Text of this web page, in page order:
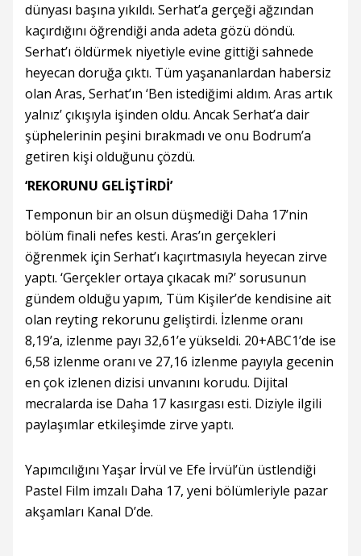
dünyası başına yıkıldı. Serhat’a gerçeği ağzından
kaçırdığını öğrendiği anda adeta gözü döndü.
Serhat’ı öldürmek niyetiyle evine gittiği sahnede
heyecan doruğa çıktı. Tüm yaşananlardan habersiz
olan Aras, Serhat’ın ‘Ben istediğimi aldım. Aras artık
yalnız’ çıkışıyla işinden oldu. Ancak Serhat’a dair
şüphelerinin peşini bırakmadı ve onu Bodrum’a
getiren kişi olduğunu çözdü.
‘REKORUNU GELİŞTİRDİ’
Temponun bir an olsun düşmediği Daha 17’nin
bölüm finali nefes kesti. Aras’ın gerçekleri
öğrenmek için Serhat’ı kaçırtmasıyla heyecan zirve
yaptı. ‘Gerçekler ortaya çıkacak mı?’ sorusunun
gündem olduğu yapım, Tüm Kişiler’de kendisine ait
olan reyting rekorunu geliştirdi. İzlenme oranı
8,19’a, izlenme payı 32,61’e yükseldi. 20+ABC1’de ise
6,58 izlenme oranı ve 27,16 izlenme payıyla gecenin
en çok izlenen dizisi unvanını korudu. Dijital
mecralarda ise Daha 17 kasırgası esti. Diziyle ilgili
paylaşımlar etkileşimde zirve yaptı.
Yapımcılığını Yaşar İrvül ve Efe İrvül’ün üstlendiği
Pastel Film imzalı Daha 17, yeni bölümleriyle pazar
akşamları Kanal D’de.